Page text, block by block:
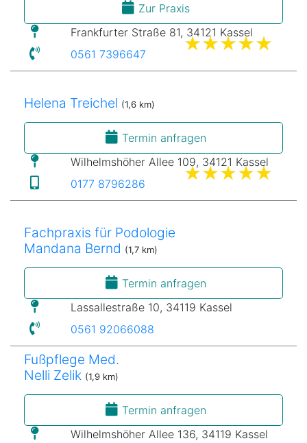
Zur Praxis
Frankfurter Straße 81, 34121 Kassel
0561 7396647
Helena Treichel (1,6 km)
Termin anfragen
Wilhelmshöher Allee 109, 34121 Kassel
0177 8796286
Fachpraxis für Podologie
Mandana Bernd (1,7 km)
Termin anfragen
Lassallestraße 10, 34119 Kassel
0561 92066088
Fußpflege Med.
Nelli Zelik (1,9 km)
Termin anfragen
Wilhelmshöher Allee 136, 34119 Kassel